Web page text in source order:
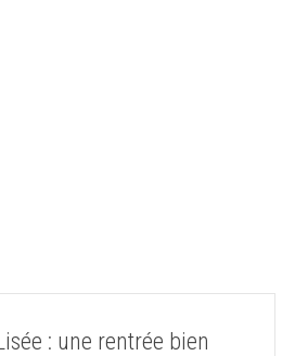
: une rentrée bien